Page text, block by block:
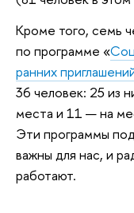
Кроме того, семь
по программе «
ранних
36 человек: 25 из
места и 11 — на
Эти программы
важны для нас, и
работают.